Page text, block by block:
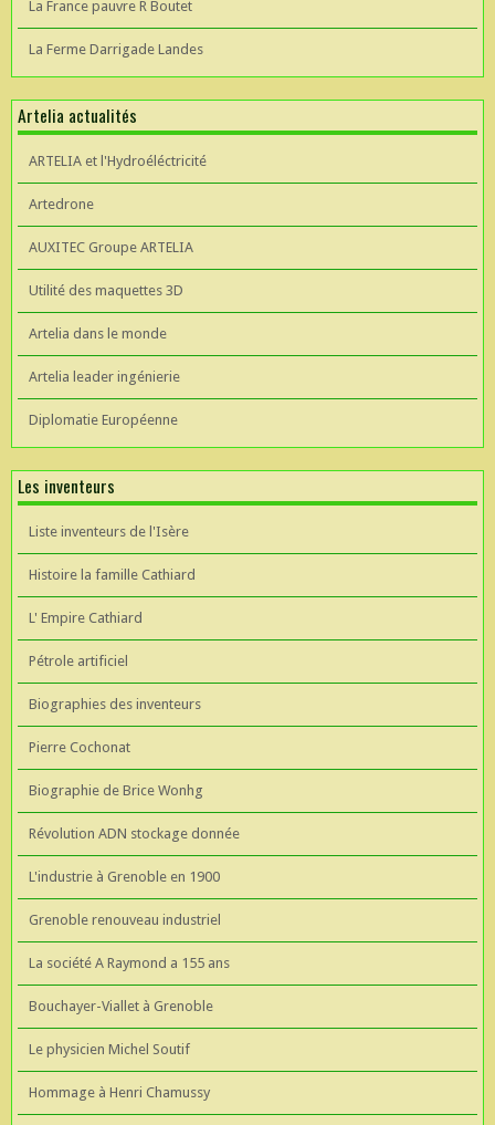
La France pauvre R Boutet
La Ferme Darrigade Landes
Artelia actualités
ARTELIA et l'Hydroéléctricité
Artedrone
AUXITEC Groupe ARTELIA
Utilité des maquettes 3D
Artelia dans le monde
Artelia leader ingénierie
Diplomatie Européenne
Les inventeurs
Liste inventeurs de l'Isère
Histoire la famille Cathiard
L' Empire Cathiard
Pétrole artificiel
Biographies des inventeurs
Pierre Cochonat
Biographie de Brice Wonhg
Révolution ADN stockage donnée
L'industrie à Grenoble en 1900
Grenoble renouveau industriel
La société A Raymond a 155 ans
Bouchayer-Viallet à Grenoble
Le physicien Michel Soutif
Hommage à Henri Chamussy